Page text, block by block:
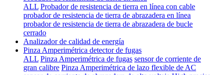
ALL Probador de resistencia de tierra en línea con cable
probador de resistencia de tierra de abrazadera en línea
probador de resistencia de tierra de abrazadera de bucle
cerrado
Analizador de calidad de energía
Pinza Amperimétrica detector de fugas
ALL Pinza Amperimétrica de fugas sensor de corriente de
gran calibre Pinza Amperimétrica de lazo flexible de AC